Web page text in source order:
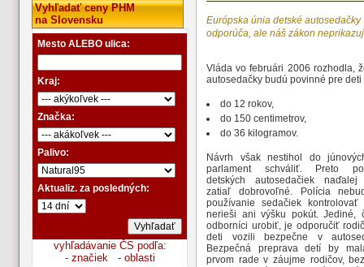
Vyhľadať ceny PHM
na Slovensku
Mesto ALEBO ulica:
Kraj:
Značka:
Palivo:
Aktualiz. za posledných:
vyhľadávanie ČS podľa:
- značiek
- oblasti
Európska únia detské autosedačky
odporúča, ale náš zákon
Vláda vo februári 2006 rozhodla,
autosedačky budú povinné pre deti
do 12 rokov,
do 150 centimetrov,
do 36 kilogramov.
Návrh však nestihol do
parlament schváliť. Preto
detských autosedačiek naďalej
zatiaľ dobrovoľné. Polícia
používanie sedačiek
nerieši ani výšku pokút. Jediné,
odborníci urobiť, je odporučiť
deti vozili bezpečne v
Bezpečná preprava detí by
prvom rade v záujme rodičov,